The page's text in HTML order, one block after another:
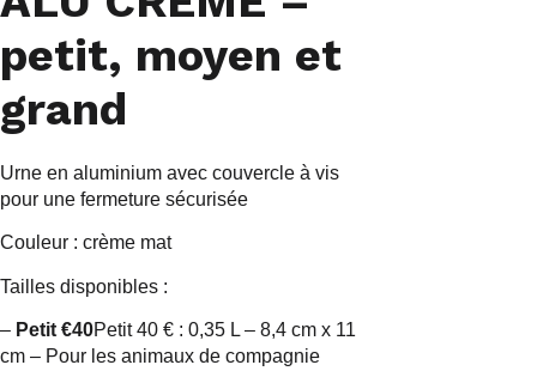
petit, moyen et
grand
Urne en aluminium avec couvercle à vis
pour une fermeture sécurisée
Couleur : crème mat
Tailles disponibles :
– Petit €40Petit 40 € : 0,35 L – 8,4 cm x 11
cm – Pour les animaux de compagnie